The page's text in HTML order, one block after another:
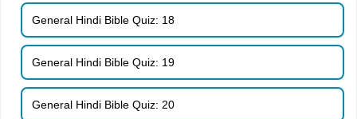
General Hindi Bible Quiz: 18
General Hindi Bible Quiz: 19
General Hindi Bible Quiz: 20